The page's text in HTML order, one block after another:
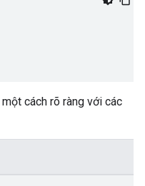
một cách rõ ràng với các